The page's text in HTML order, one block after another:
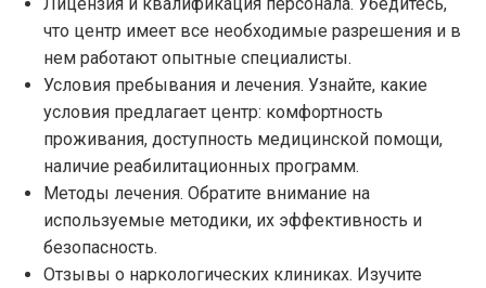
что центр имеет все необходимые разрешения и в
нем работают опытные специалисты.
Условия пребывания и лечения. Узнайте, какие
условия предлагает центр: комфортность
проживания, доступность медицинской помощи,
наличие реабилитационных программ.
Методы лечения. Обратите внимание на
используемые методики, их эффективность и
безопасность.
Отзывы о наркологических клиниках. Изучите